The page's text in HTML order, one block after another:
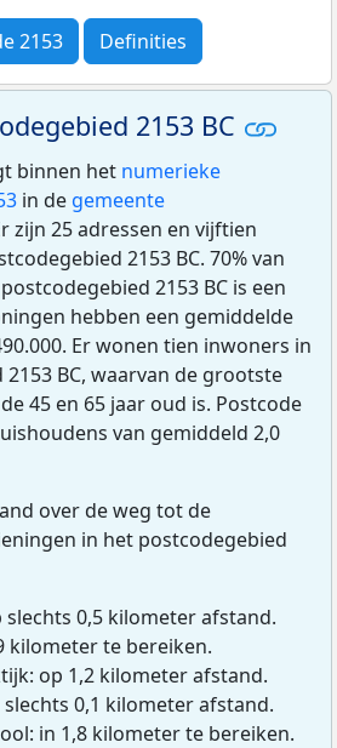
2153 Definities
2153 BC
binnen het numerieke
in de gemeente
zijn 25 adressen en vijftien
2153 BC. 70% van
2153 BC is een
hebben een gemiddelde
Er wonen tien inwoners in
BC, waarvan de grootste
45 en 65 jaar oud is. Postcode
van gemiddeld 2,0
over de weg tot de
in het postcodegebied
0,5 kilometer afstand.
kilometer te bereiken.
op 1,2 kilometer afstand.
slechts 0,1 kilometer afstand.
in 1,8 kilometer te bereiken.